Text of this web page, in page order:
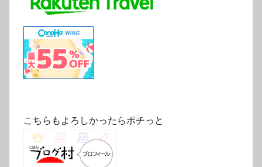
こちらもよろしかったらポチっと